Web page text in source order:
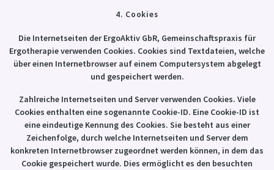
4. Cookies
Die Internetseiten der ErgoAktiv GbR, Gemeinschaftspraxis für
Ergotherapie verwenden Cookies. Cookies sind Textdateien, welche
über einen Internetbrowser auf einem Computersystem abgelegt
und gespeichert werden.
Zahlreiche Internetseiten und Server verwenden Cookies. Viele
Cookies enthalten eine sogenannte Cookie-ID. Eine Cookie-ID ist
eine eindeutige Kennung des Cookies. Sie besteht aus einer
Zeichenfolge, durch welche Internetseiten und Server dem
konkreten Internetbrowser zugeordnet werden können, in dem das
Cookie gespeichert wurde. Dies ermöglicht es den besuchten